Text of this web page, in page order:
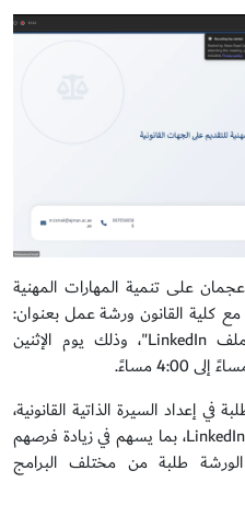
على تنمية المهارات المهنية
مع كلية القانون ورشة عمل بعنوان:
"تحسين السيرة الذاتية القانونية وملف LinkedIn"، وذلك يوم الإثنين
إعداد السيرة الذاتية القانونية،
وتعزيز حضورهم المهني على منصة LinkedIn، بما يسهم في زيادة فرصهم
طلبة من مختلف البرامج